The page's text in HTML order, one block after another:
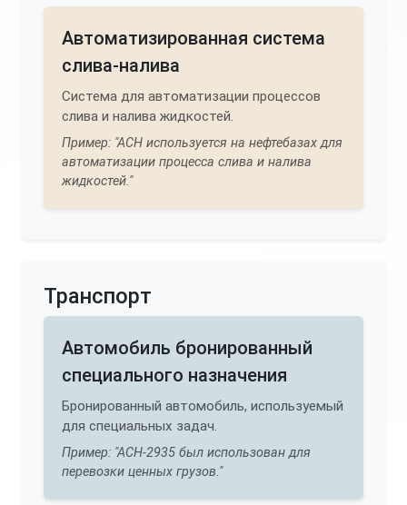
Автоматизированная система
слива-налива
Система для автоматизации процессов
слива и налива жидкостей.
Пример: "АСН используется на нефтебазах для
автоматизации процесса слива и налива
жидкостей."
Транспорт
Автомобиль бронированный
специального назначения
Бронированный автомобиль, используемый
для специальных задач.
Пример: "АСН-2935 был использован для
перевозки ценных грузов."